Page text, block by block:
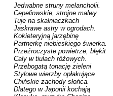
Jedwabne struny melancholii.
Cepeliowskie, strojne malwy
Tuje na skalniaczkach
Jaskrawe astry w ogrodach.
Kokieteryjną jarzębinę
Partnerkę niebieskiego świerka.
Przeźroczyste powietrze, błękit
Cały w tiulach różowych.
Przebogatą tonację zieleni
Stylowe wierzby opłakujące
Chińskie zachody słońca.
Dlatego w Japonii kochają